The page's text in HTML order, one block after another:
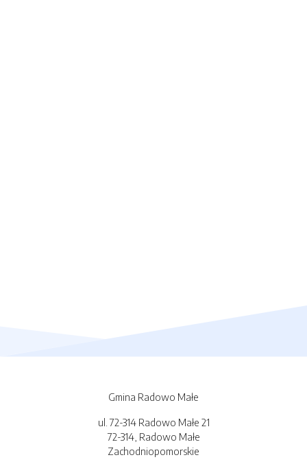
Gmina Radowo Małe
ul. 72-314 Radowo Małe 21
72-314, Radowo Małe
Zachodniopomorskie